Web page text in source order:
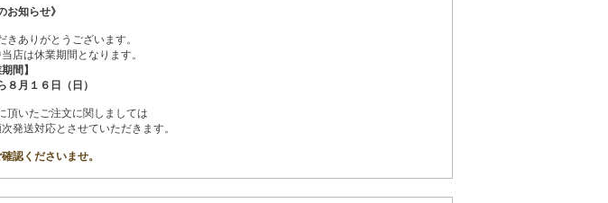
お知らせ》
ありがとうございます。
店は休業期間となります。
間】
８月１６日（日）
頂いたご注文に関しましては
発送対応とさせていただきます。
認くださいませ。